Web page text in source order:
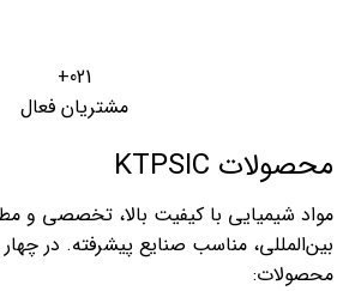
021+
مشتریان فعال
محصولات KTPSIC
مواد شیمیایی با کیفیت بالا، تخصصی و
بین‌المللی، مناسب صنایع پیشرفته. در
محصولات: